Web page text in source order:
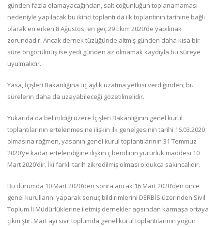
günden fazla olamayacağından, salt çoğunluğun toplanamaması
nedeniyle yapılacak bu ikinci toplantı da ilk toplantının tarihine bağlı
olarak en erken 8 Ağustos, en geç 29 Ekim 2020’de yapılmak
zorundadır. Ancak dernek tüzüğünde altmış günden daha kısa bir
süre öngörülmüş ise yedi günden az olmamak kaydıyla bu süreye
uyulmalıdır.
Yasa, İçişleri Bakanlığına üç aylık uzatma yetkisi verdiğinden, bu
sürelerin daha da uzayabileceği gözetilmelidir.
Yukarıda da belirtildiği üzere İçişleri Bakanlığının genel kurul
toplantılarının ertelenmesine ilişkin ilk genelgesinin tarihi 16.03.2020
olmasına rağmen, yasanın genel kurul toplantılarının 31 Temmuz
2020’ye kadar ertelendiğine ilişkin ç bendinin yürürlük maddesi 10
Mart 2020’dir. İki farklı tarih zikredilmiş olması oldukça sakıncalıdır.
Bu durumda 10 Mart 2020’den sonra ancak 16 Mart 2020’den önce
genel kurullarını yaparak sonuç bildirimlerini DERBİS üzerinden Sivil
Toplum İl Müdürlüklerine iletmiş dernekler açısından karmaşa ortaya
çıkmıştır. Mart ayı sivil toplumda genel kurul toplantılarının yoğun